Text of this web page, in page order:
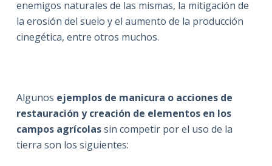
enemigos naturales de las mismas, la mitigación de
la erosión del suelo y el aumento de la producción
cinegética, entre otros muchos.
Algunos ejemplos de manicura o acciones de
restauración y creación de elementos en los
campos agrícolassin competir por el uso de la
tierra son los siguientes: